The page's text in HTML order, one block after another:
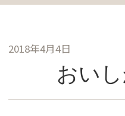
2018年4月4日
おい